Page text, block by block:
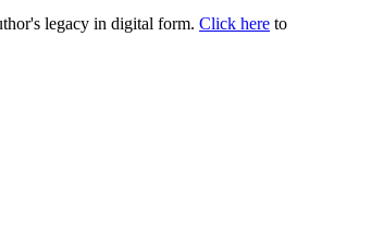
legacy in digital form. Click here to